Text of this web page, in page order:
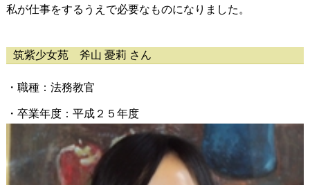
私が仕事をするうえで必要なものになりました。
筑紫少女苑 斧山 憂莉 さん
・職種：法務教官
・卒業年度：平成２５年度